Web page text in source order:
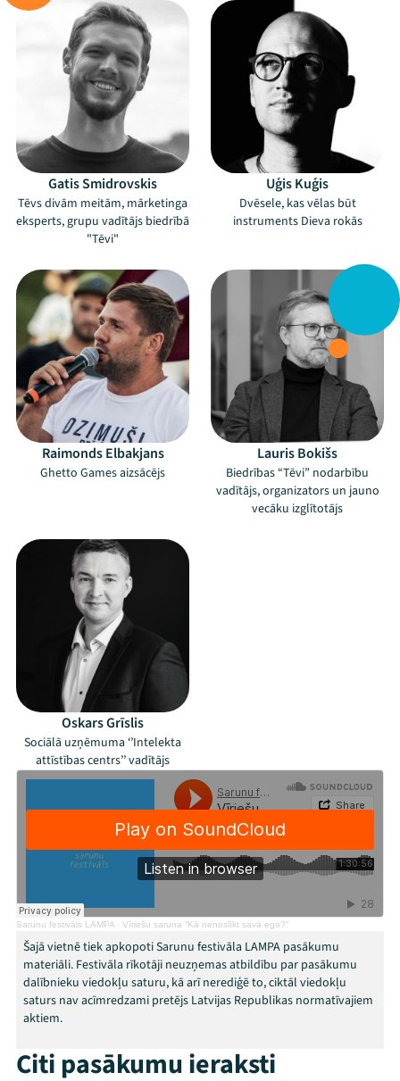
Mana programma
Festivāls
Programma
Arhīvs
Viņi bija LAMPĀ 2026
Gatis Smidrovskis
Tēvs divām meitām, mārketinga
eksperts, grupu vadītājs biedrībā
"Tēvi"
Uģis Kuģis
Dvēsele, kas vēlas būt
instruments Dieva rokās
Raimonds Elbakjans
Ghetto Games aizsācējs
Lauris Bokišs
Biedrības “Tēvi” nodarbību
vadītājs, organizators un jauno
vecāku izglītotājs
Oskars Grīslis
Sociālā uzņēmuma ‘’Intelekta
attīstības centrs’’ vadītājs
Sarunu festivāls LAMPA · Vīriešu saruna “Kā nenoslīkt savā ego?”
Šajā vietnē tiek apkopoti Sarunu festivāla LAMPA pasākumu
materiāli. Festivāla rīkotāji neuzņemas atbildību par pasākumu
dalībnieku viedokļu saturu, kā arī nerediģē to, ciktāl viedokļu
saturs nav acīmredzami pretējs Latvijas Republikas normatīvajiem
aktiem.
Citi pasākumu ieraksti